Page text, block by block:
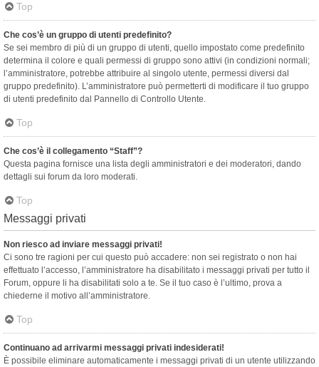
Top
Che cos’è un gruppo di utenti predefinito?
Se sei membro di più di un gruppo di utenti, quello impostato come predefinito
determina il colore e quali permessi di gruppo sono attivi (in condizioni normali;
l’amministratore, potrebbe attribuire al singolo utente, permessi diversi dal
gruppo predefinito). L’amministratore può permetterti di modificare il tuo gruppo
di utenti predefinito dal Pannello di Controllo Utente.
Top
Che cos’è il collegamento “Staff”?
Questa pagina fornisce una lista degli amministratori e dei moderatori, dando
dettagli sui forum da loro moderati.
Top
Messaggi privati
Non riesco ad inviare messaggi privati!
Ci sono tre ragioni per cui questo può accadere: non sei registrato o non hai
effettuato l’accesso, l’amministratore ha disabilitato i messaggi privati per tutto il
Forum, oppure li ha disabilitati solo a te. Se il tuo caso è l’ultimo, prova a
chiederne il motivo all’amministratore.
Top
Continuano ad arrivarmi messaggi privati indesiderati!
È possibile eliminare automaticamente i messaggi privati ​​di un utente utilizzando